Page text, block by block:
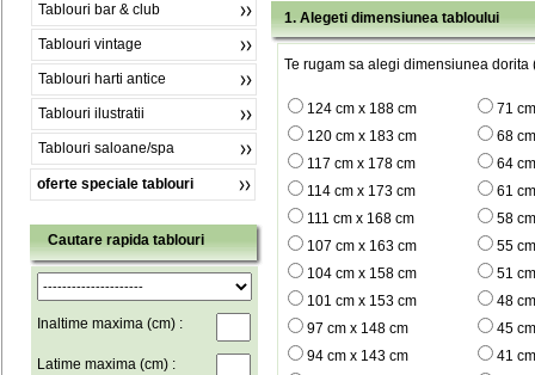
Tablouri bar & club
Tablouri vintage
Tablouri harti antice
Tablouri ilustratii
Tablouri saloane/spa
oferte speciale tablouri
Cautare rapida tablouri
Inaltime maxima (cm) :
Latime maxima (cm) :
1. Alegeti dimensiunea tabloului
Te rugam sa alegi dimensiunea dorita
124 cm x 188 cm
71
120 cm x 183 cm
68
117 cm x 178 cm
64
114 cm x 173 cm
61
111 cm x 168 cm
58
107 cm x 163 cm
55
104 cm x 158 cm
51
101 cm x 153 cm
48
97 cm x 148 cm
45
94 cm x 143 cm
41